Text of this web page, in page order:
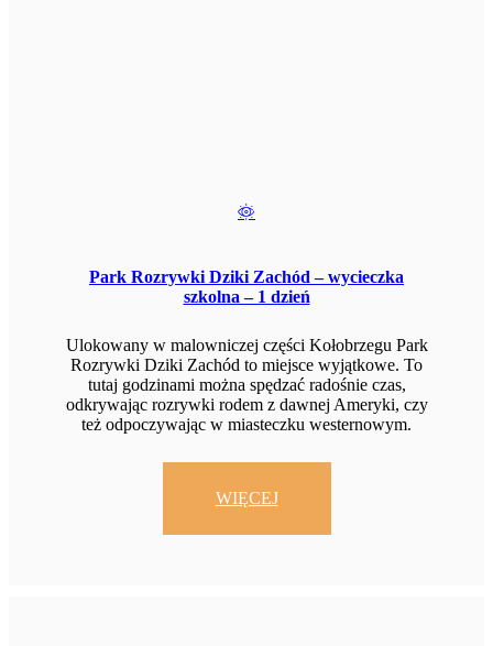
Park Rozrywki Dziki Zachód – wycieczka
szkolna – 1 dzień
Ulokowany w malowniczej części Kołobrzegu Park
Rozrywki Dziki Zachód to miejsce wyjątkowe. To
tutaj godzinami można spędzać radośnie czas,
odkrywając rozrywki rodem z dawnej Ameryki, czy
też odpoczywając w miasteczku westernowym.
WIĘCEJ